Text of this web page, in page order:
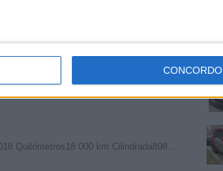
CONCORDO
VersãoElectric Drive Prime…
Quilómetros18 000 km Cilindrada898…